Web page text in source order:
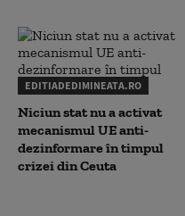
EDITIADEDIMINEATA.RO
Niciun stat nu a activat
mecanismul UE anti-
dezinformare în timpul
crizei din Ceuta